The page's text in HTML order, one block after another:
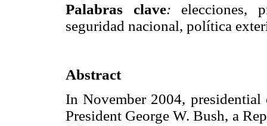
Palabras clave: elecciones,
seguridad nacional, política
Abstract
In November 2004,
President George W. Bush, a